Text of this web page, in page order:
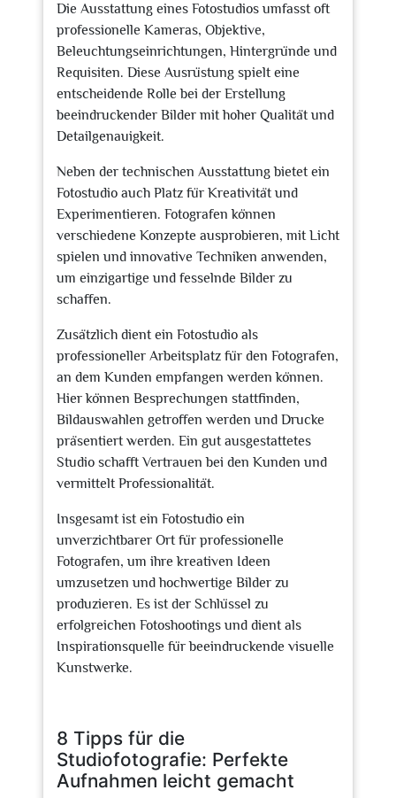
Die Ausstattung eines Fotostudios umfasst oft
professionelle Kameras, Objektive,
Beleuchtungseinrichtungen, Hintergründe und
Requisiten. Diese Ausrüstung spielt eine
entscheidende Rolle bei der Erstellung
beeindruckender Bilder mit hoher Qualität und
Detailgenauigkeit.
Neben der technischen Ausstattung bietet ein
Fotostudio auch Platz für Kreativität und
Experimentieren. Fotografen können
verschiedene Konzepte ausprobieren, mit Licht
spielen und innovative Techniken anwenden,
um einzigartige und fesselnde Bilder zu
schaffen.
Zusätzlich dient ein Fotostudio als
professioneller Arbeitsplatz für den Fotografen,
an dem Kunden empfangen werden können.
Hier können Besprechungen stattfinden,
Bildauswahlen getroffen werden und Drucke
präsentiert werden. Ein gut ausgestattetes
Studio schafft Vertrauen bei den Kunden und
vermittelt Professionalität.
Insgesamt ist ein Fotostudio ein
unverzichtbarer Ort für professionelle
Fotografen, um ihre kreativen Ideen
umzusetzen und hochwertige Bilder zu
produzieren. Es ist der Schlüssel zu
erfolgreichen Fotoshootings und dient als
Inspirationsquelle für beeindruckende visuelle
Kunstwerke.
8 Tipps für die
Studiofotografie: Perfekte
Aufnahmen leicht gemacht